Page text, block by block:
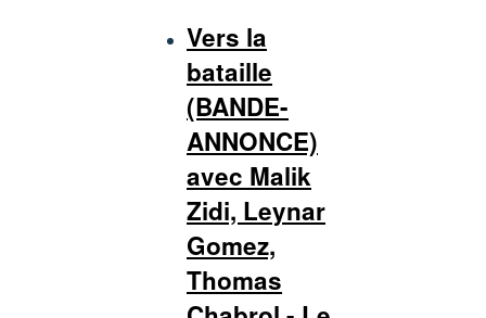
Vers la
bataille
(BANDE-
ANNONCE)
avec Malik
Zidi, Leynar
Gomez,
Thomas